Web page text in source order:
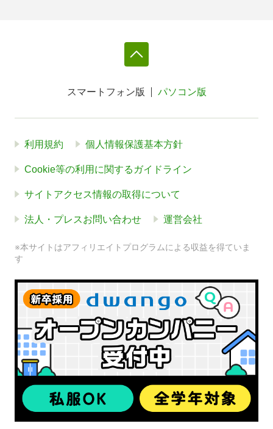
スマートフォン版 パソコン版
利用規約 個人情報保護基本方針
Cookie等の利用に関するガイドライン
サイトアクセス情報の取得について
法人・プレスお問い合わせ 運営会社
※本サイトはアフィリエイトプログラムによる収益を得ていま
す